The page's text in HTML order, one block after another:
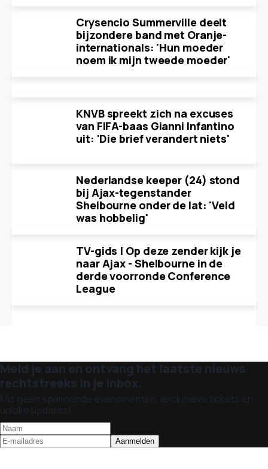
Crysencio Summerville deelt
bijzondere band met Oranje-
internationals: 'Hun moeder
noem ik mijn tweede moeder'
KNVB spreekt zich na excuses
van FIFA-baas Gianni Infantino
uit: 'Die brief verandert niets'
Nederlandse keeper (24) stond
bij Ajax-tegenstander
Shelbourne onder de lat: 'Veld
was hobbelig'
TV-gids | Op deze zender kijk je
naar Ajax - Shelbourne in de
derde voorronde Conference
League
Meld je aan en ontvang het laatste nieuws
rechtstreeks in je inbox.
Mis geen spannende evenementen, exclusieve tickets en
unieke updates!